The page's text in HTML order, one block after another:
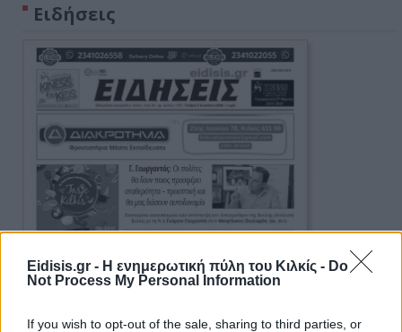
Eidisis.gr - Η ενημερωτική πύλη του Κιλκίς - Do
Not Process My Personal Information
If you wish to opt-out of the sale, sharing to third parties, or
Ειδήσεις